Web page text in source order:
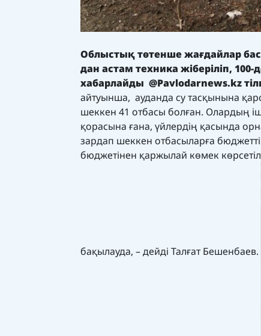
Облыстық төтенше жағдайлар
дан астам техника жіберіліп,
хабарлайды @Pavlodarnews.kz
айтуынша, ауданда су тасқынына
шеккен 41 отбасы болған. Олардың
қорасына ғана, үйлердің қасында
зардап шеккен отбасыларға
бюджетінен қаржылай көмек
бақылауда, – дейді Талғат Бешенбаев.